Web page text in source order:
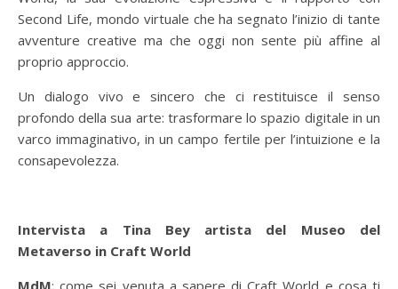
Second Life, mondo virtuale che ha segnato l’inizio di tante
avventure creative ma che oggi non sente più affine al
proprio approccio.
Un dialogo vivo e sincero che ci restituisce il senso
profondo della sua arte: trasformare lo spazio digitale in un
varco immaginativo, in un campo fertile per l’intuizione e la
consapevolezza.
Intervista a Tina Bey artista del Museo del
Metaverso in Craft World